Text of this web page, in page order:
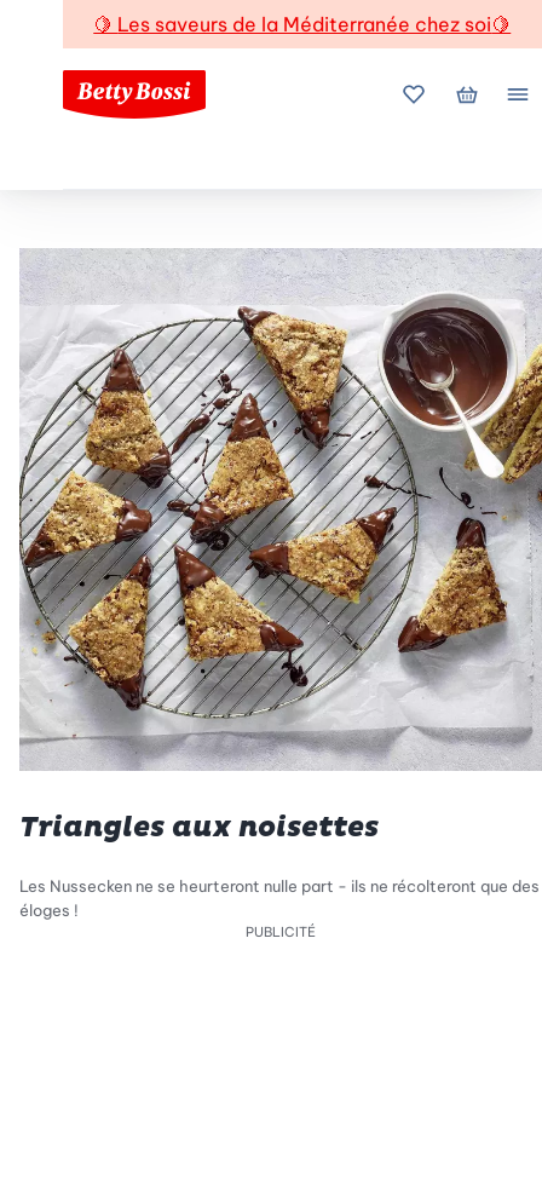
🍋 Les saveurs de la Méditerranée chez soi🍋
Mes favoris
Mon
Triangles aux noisettes
Les Nussecken ne se heurteront nulle part - ils ne récolteront que des
éloges !
PUBLICITÉ